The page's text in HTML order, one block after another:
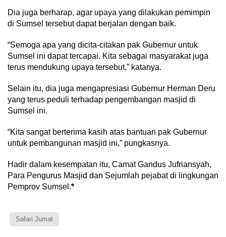
Dia juga berharap, agar upaya yang dilakukan pemimpin
di Sumsel tersebut dapat berjalan dengan baik.
“Semoga apa yang dicita-citakan pak Gubernur untuk
Sumsel ini dapat tercapai. Kita sebagai masyarakat juga
terus mendukung upaya tersebut,” katanya.
Selain itu, dia juga mengapresiasi Gubernur Herman Deru
yang terus peduli terhadap pengembangan masjid di
Sumsel ini.
“Kita sangat berterima kasih atas bantuan pak Gubernur
untuk pembangunan masjid ini,” pungkasnya.
Hadir dalam kesempatan itu, Camat Gandus Jufriansyah,
Para Pengurus Masjid dan Sejumlah pejabat di lingkungan
Pemprov Sumsel.*
Safari Jumat